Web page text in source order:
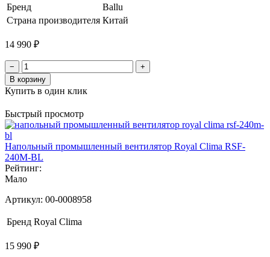
Бренд
Ballu
Страна производителя Китай
14 990 ₽
−
+
В корзину
Купить в один клик
Быстрый просмотр
Напольный промышленный вентилятор Royal Clima RSF-
240M-BL
Рейтинг:
Мало
Артикул: 00-0008958
Бренд Royal Clima
15 990 ₽